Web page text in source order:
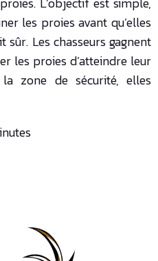
les proies avant qu’elles
Les chasseurs gagnent
les proies d’atteindre leur
zone de sécurité, elles